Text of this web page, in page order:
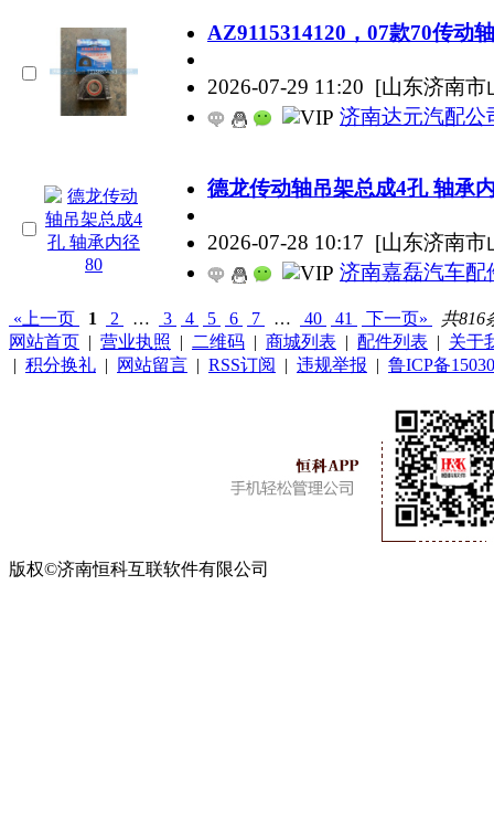
AZ9115314120，07款70传动
2026-07-29 11:20 [山东济南市
济南达元汽配公
德龙传动轴吊架总成4孔 轴承
2026-07-28 10:17 [山东济南市
济南嘉磊汽车配
«上一页 1 2 … 3 4 5 6 7 … 40 41 下一页»
共816
网站首页 | 营业执照 | 二维码 | 商城列表 | 配件列表 | 关于
| 积分换礼 | 网站留言 | RSS订阅 | 违规举报 | 鲁ICP备
版权©济南恒科互联软件有限公司